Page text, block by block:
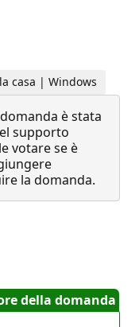
casa | Windows
è stata
supporto
votare se è
la domanda.
della domanda